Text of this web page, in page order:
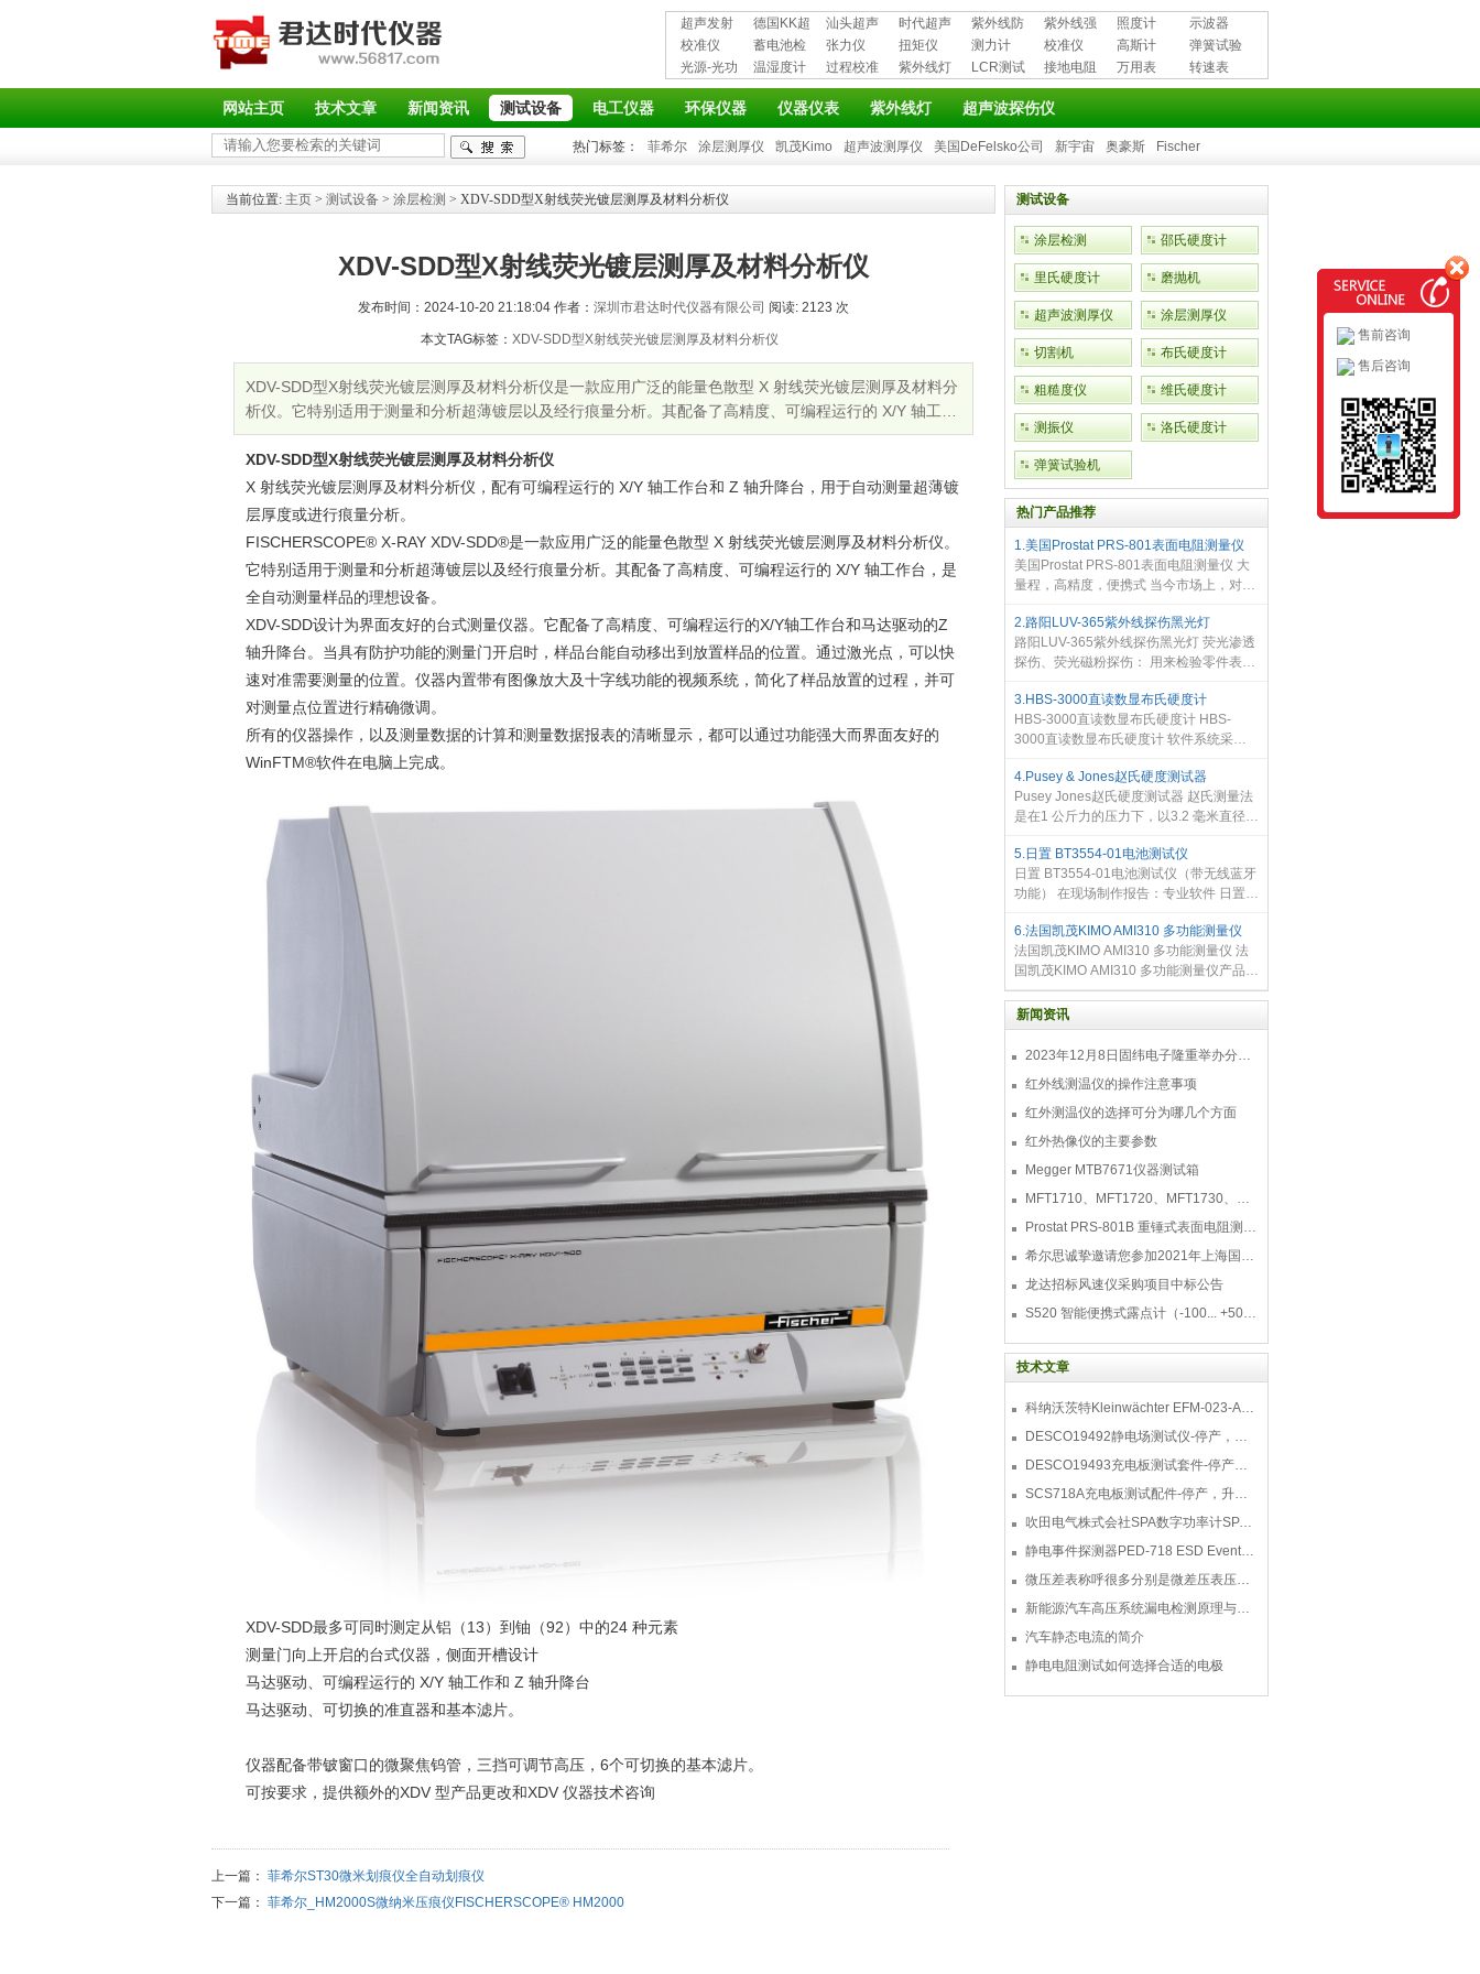
超声发射
接收仪器
德国KK超
声波探伤
仪
汕头超声
超声探伤
仪
时代超声
波探伤仪
紫外线防
护用品
紫外线强
度计
照度计
示波器
校准仪
蓄电池检
测仪
张力仪 扭矩仪 测力计 校准仪 高斯计
弹簧试验
机
光源-光功
率计
温湿度计
过程校准
仪
紫外线灯
LCR测试
仪
接地电阻
测试仪
万用表 转速表
网站主页 技术文章 新闻资讯 测试设备 电工仪器 环保仪器 仪器仪表 紫外线灯 超声波探伤仪
热门标签： 菲希尔 涂层测厚仪 凯茂Kimo 超声波测厚仪 美国DeFelsko公司 新宇宙 奥豪斯 Fischer
当前位置: 主页 > 测试设备 > 涂层检测 > XDV-SDD型X射线荧光镀层测厚及材料分析仪
XDV-SDD型X射线荧光镀层测厚及材料分析仪
发布时间：2024-10-20 21:18:04 作者： 深圳市君达时代仪器有限公司 阅读: 2123 次
本文TAG标签： XDV-SDD型X射线荧光镀层测厚及材料分析仪
XDV-SDD型X射线荧光镀层测厚及材料分析仪是一款应用广泛的能量色散型 X 射线荧光镀层测厚及材料分
析仪。它特别适用于测量和分析超薄镀层以及经行痕量分析。其配备了高精度、可编程运行的 X/Y 轴工作
台，是全自动测量样品的理想设备。
XDV-SDD型X射线荧光镀层测厚及材料分析仪
X 射线荧光镀层测厚及材料分析仪，配有可编程运行的 X/Y 轴工作台和 Z 轴升降台，用于自动测量超薄镀
层厚度或进行痕量分析。
FISCHERSCOPE® X-RAY XDV-SDD®是一款应用广泛的能量色散型 X 射线荧光镀层测厚及材料分析仪。
它特别适用于测量和分析超薄镀层以及经行痕量分析。其配备了高精度、可编程运行的 X/Y 轴工作台，是
全自动测量样品的理想设备。
XDV-SDD设计为界面友好的台式测量仪器。它配备了高精度、可编程运行的X/Y轴工作台和马达驱动的Z
轴升降台。当具有防护功能的测量门开启时，样品台能自动移出到放置样品的位置。通过激光点，可以快
速对准需要测量的位置。仪器内置带有图像放大及十字线功能的视频系统，简化了样品放置的过程，并可
对测量点位置进行精确微调。
所有的仪器操作，以及测量数据的计算和测量数据报表的清晰显示，都可以通过功能强大而界面友好的
WinFTM®软件在电脑上完成。
XDV-SDD最多可同时测定从铝（13）到铀（92）中的24 种元素
测量门向上开启的台式仪器，侧面开槽设计
马达驱动、可编程运行的 X/Y 轴工作和 Z 轴升降台
马达驱动、可切换的准直器和基本滤片。
仪器配备带铍窗口的微聚焦钨管，三挡可调节高压，6个可切换的基本滤片。
可按要求，提供额外的XDV 型产品更改和XDV 仪器技术咨询
上一篇： 菲希尔ST30微米划痕仪全自动划痕仪
下一篇： 菲希尔_HM2000S微纳米压痕仪FISCHERSCOPE® HM2000
测试设备
涂层检测 邵氏硬度计
里氏硬度计 磨抛机
超声波测厚仪 涂层测厚仪
切割机 布氏硬度计
粗糙度仪 维氏硬度计
测振仪 洛氏硬度计
弹簧试验机
热门产品推荐
1.美国Prostat PRS-801表面电阻测量仪
美国Prostat PRS-801表面电阻测量仪 大
量程，高精度，便携式 当今市场上，对于
测量仪来说，PRS-801将是绝大多数ESD
静电防护专业人士的首选。原因
2.路阳LUV-365紫外线探伤黑光灯
路阳LUV-365紫外线探伤黑光灯 荧光渗透
探伤、荧光磁粉探伤： 用来检验零件表面
械和各种机械制造厂。 泄漏检查： 润滑系
统、液压系统、管道
3.HBS-3000直读数显布氏硬度计
HBS-3000直读数显布氏硬度计 HBS-
3000直读数显布氏硬度计 软件系统采用
过自主选择测试条件，在LCD显示屏上能
显示试验方法、上下限范围，测量压
4.Pusey & Jones赵氏硬度测试器
Pusey Jones赵氏硬度测试器 赵氏测量法
是在1 公斤力的压力下，以3.2 毫米直径的
数。精确度是0．01 毫米深度。 Pusey
Jones赵氏硬度测试器 主要用于测定
5.日置 BT3554-01电池测试仪
日置 BT3554-01电池测试仪（带无线蓝牙
功能） 在现场制作报告：专业软件 日置
的无线技术。读取至平板设备和智能手机
中的测量数据除了可以表单格式
6.法国凯茂KIMO AMI310 多功能测量仪
法国凯茂KIMO AMI310 多功能测量仪 法
国凯茂KIMO AMI310 多功能测量仪产品特
色: 便携式测量仪可测量: 差压, 风速, 风量,
温湿度, 温度, 照度, 大气压力, 转速二氧化
碳, 一氧化碳, 可燃气体,
新闻资讯
2023年12月8日固纬电子隆重举办分销商答谢会，展示重磅新产品！
红外线测温仪的操作注意事项
红外测温仪的选择可分为哪几个方面
红外热像仪的主要参数
Megger MTB7671仪器测试箱
MFT1710、MFT1720、MFT1730、MFT1735多功能测试仪
Prostat PRS-801B 重锤式表面电阻测量仪
希尔思诚挚邀请您参加2021年上海国际压缩机及设
龙达招标风速仪采购项目中标公告
S520 智能便携式露点计（-100... +50 °C TD）
技术文章
科纳沃茨特Kleinwächter EFM-023-AKC静电测试仪套件-EFM023AKC KIT
DESCO19492静电场测试仪-停产，替代型号770716
DESCO19493充电板测试套件-停产，替代型号718+770719
SCS718A充电板测试配件-停产，升级型号770719
吹田电气株式会社SPA数字功率计SPA3000/SPA2000/SPA1000
静电事件探测器PED-718 ESD Event Detector
微压差表称呼很多分别是微差压表压差计微压表
新能源汽车高压系统漏电检测原理与故障检修
汽车静态电流的简介
静电电阻测试如何选择合适的电极
售前咨询
售后咨询